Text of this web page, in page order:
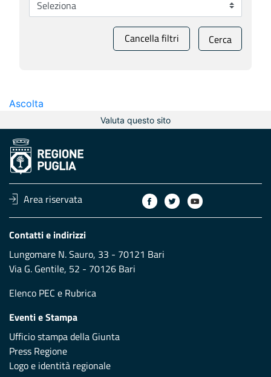
Cancella filtri Cerca
Ascolta
Valuta questo sito
Area riservata
Contatti e indirizzi
Lungomare N. Sauro, 33 - 70121 Bari
Via G. Gentile, 52 - 70126 Bari
Elenco PEC e Rubrica
Eventi e Stampa
Ufficio stampa della Giunta
Press Regione
Logo e identità regionale